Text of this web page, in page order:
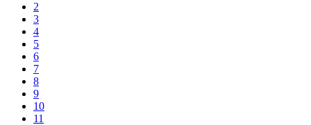
2
3
4
5
6
7
8
9
10
11